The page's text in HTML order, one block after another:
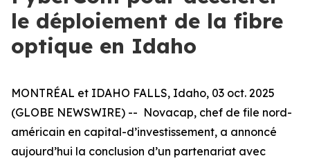
le déploiement de la fibre
optique en Idaho
MONTRÉAL et IDAHO FALLS, Idaho, 03 oct. 2025
(GLOBE NEWSWIRE) -- Novacap, chef de file nord-
américain en capital-d’investissement, a annoncé
aujourd’hui la conclusion d’un partenariat avec